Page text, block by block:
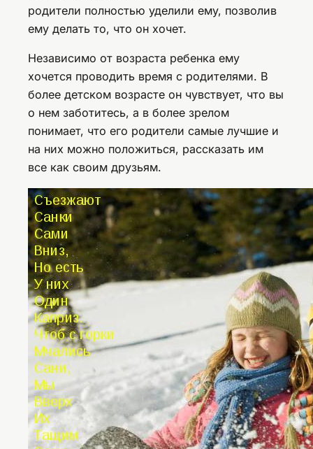
родители полностью уделили ему, позволив
ему делать то, что он хочет.
Независимо от возраста ребенка ему
хочется проводить время с родителями. В
более детском возрасте он чувствует, что вы
о нем заботитесь, а в более зрелом
понимает, что его родители самые лучшие и
на них можно положиться, рассказать им
все как своим друзьям.